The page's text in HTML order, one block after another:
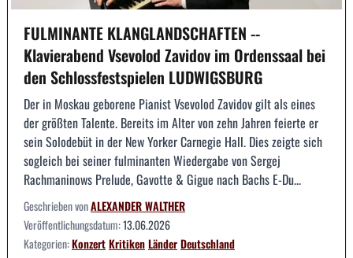
FULMINANTE KLANGLANDSCHAFTEN --
Klavierabend Vsevolod Zavidov im Ordenssaal bei
den Schlossfestspielen LUDWIGSBURG
Der in Moskau geborene Pianist Vsevolod Zavidov gilt als eines
der größten Talente. Bereits im Alter von zehn Jahren feierte er
sein Solodebüt in der New Yorker Carnegie Hall. Dies zeigte sich
sogleich bei seiner fulminanten Wiedergabe von Sergej
Rachmaninows Prelude, Gavotte & Gigue nach Bachs E-Du...
Geschrieben vonALEXANDER WALTHER
Veröffentlichungsdatum:13.06.2026
Kategorien:KonzertKritikenLänderDeutschland